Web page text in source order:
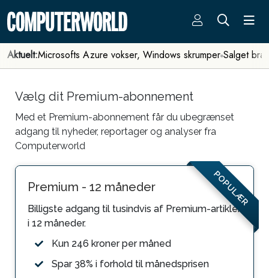
Aktuelt:Microsofts Azure vokser, Windows skrumper Salget
Vælg dit Premium-abonnement
Med et Premium-abonnement får du ubegrænset
adgang til nyheder, reportager og analyser fra
Computerworld
POPULÆR
Premium - 12 måneder
Billigste adgang til tusindvis af Premium-artikler
i 12 måneder.
Kun 246 kroner per måned
Spar 38% i forhold til månedsprisen